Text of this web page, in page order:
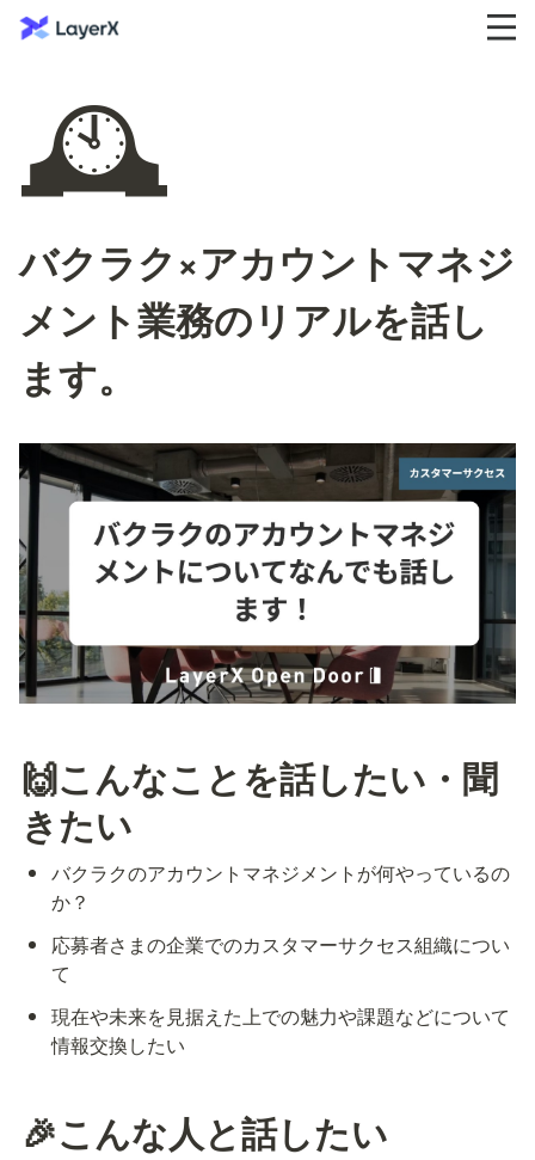
🕰️
バクラク×アカウントマネジ
メント業務のリアルを話し
ます。
🙌こんなことを話したい・聞
きたい
バクラクのアカウントマネジメントが何やっているの
か？
応募者さまの企業でのカスタマーサクセス組織につい
て
現在や未来を見据えた上での魅力や課題などについて
情報交換したい
🎉こんな人と話したい